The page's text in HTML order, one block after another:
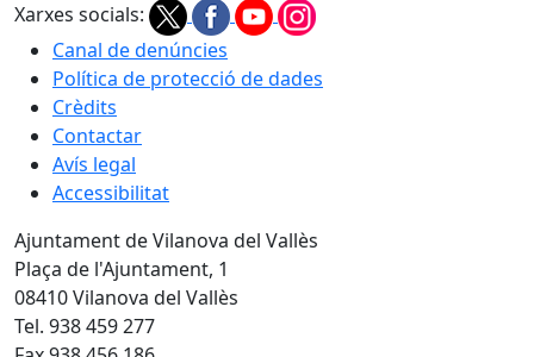
Xarxes socials:
Canal de denúncies
Política de protecció de dades
Crèdits
Contactar
Avís legal
Accessibilitat
Ajuntament de Vilanova del Vallès
Plaça de l'Ajuntament, 1
08410 Vilanova del Vallès
Tel. 938 459 277